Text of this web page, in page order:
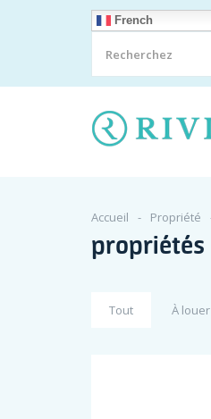
French
Accueil Propriété
propriétés
Tout À louer